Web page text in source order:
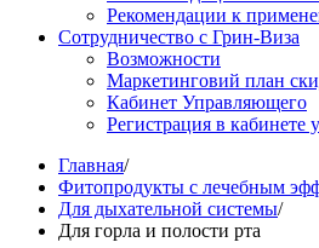
Рекомендации к
Сотрудничество с Грин-Виза
Возможности
Маркетинговий план
Кабинет Управляющего
Регистрация в кабинете
Главная/
Фитопродукты с лечебным
Для дыхательной системы/
Для горла и полости рта